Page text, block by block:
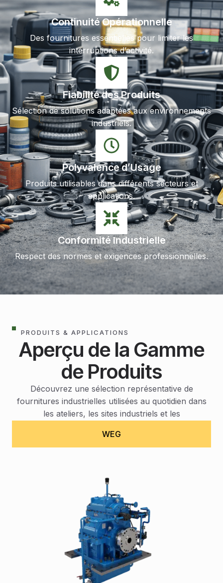
Continuité Opérationnelle
Des fournitures essentielles pour limiter les
interruptions d’activité.
Fiabilité des Produits
Sélection de solutions adaptées aux environnements
industriels.
Polyvalence d’Usage
Produits utilisables dans différents secteurs et
applications.
Conformité Industrielle
Respect des normes et exigences professionnelles.
PRODUITS & APPLICATIONS
Aperçu de la Gamme
de Produits
Découvrez une sélection représentative de
fournitures industrielles utilisées au quotidien dans
les ateliers, les sites industriels et les
WEG